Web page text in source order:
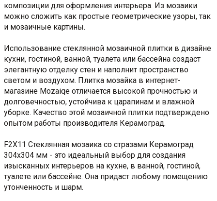
композиции для оформления интерьера. Из мозаики
можно сложить как простые геометрические узоры, так
и мозаичные картины.
Использование стеклянной мозаичной плитки в дизайне
кухни, гостиной, ванной, туалета или бассейна создаст
элегантную отделку стен и наполнит пространство
светом и воздухом. Плитка мозайка в интернет-
магазине Mozaiqe отличается высокой прочностью и
долговечностью, устойчива к царапинам и влажной
уборке. Качество этой мозаичной плитки подтверждено
опытом работы производителя Керамоград.
F2X11 Стеклянная мозаика со стразами Керамоград
304x304 мм - это идеальный выбор для создания
изысканных интерьеров на кухне, в ванной, гостиной,
туалете или бассейне. Она придаст любому помещению
утонченность и шарм.